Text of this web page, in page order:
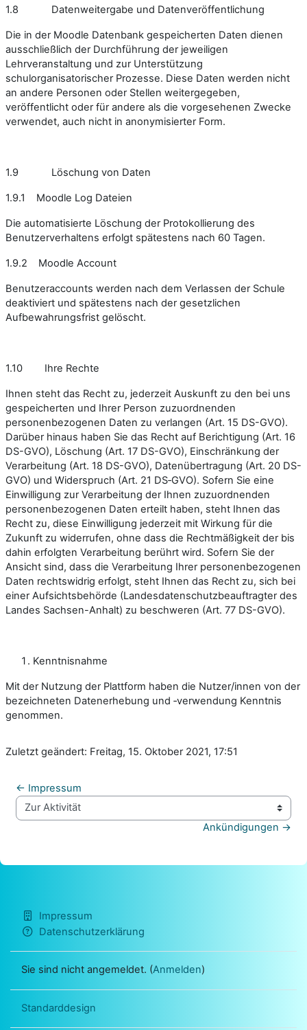
1.8 Datenweitergabe und Datenveröffentlichung
Die in der Moodle Datenbank gespeicherten Daten dienen
ausschließlich der Durchführung der jeweiligen
Lehrveranstaltung und zur Unterstützung
schulorganisatorischer Prozesse. Diese Daten werden nicht
an andere Personen oder Stellen weitergegeben,
veröffentlicht oder für andere als die vorgesehenen Zwecke
verwendet, auch nicht in anonymisierter Form.
1.9 Löschung von Daten
1.9.1 Moodle Log Dateien
Die automatisierte Löschung der Protokollierung des
Benutzerverhaltens erfolgt spätestens nach 60 Tagen.
1.9.2 Moodle Account
Benutzeraccounts werden nach dem Verlassen der Schule
deaktiviert und spätestens nach der gesetzlichen
Aufbewahrungsfrist gelöscht.
1.10 Ihre Rechte
Ihnen steht das Recht zu, jederzeit Auskunft zu den bei uns
gespeicherten und Ihrer Person zuzuordnenden
personenbezogenen Daten zu verlangen (Art. 15 DS-GVO).
Darüber hinaus haben Sie das Recht auf Berichtigung (Art. 16
DS-GVO), Löschung (Art. 17 DS-GVO), Einschränkung der
Verarbeitung (Art. 18 DS-GVO), Datenübertragung (Art. 20 DS-
GVO) und Widerspruch (Art. 21 DS‑GVO). Sofern Sie eine
Einwilligung zur Verarbeitung der Ihnen zuzuordnenden
personenbezogenen Daten erteilt haben, steht Ihnen das
Recht zu, diese Einwilligung jederzeit mit Wirkung für die
Zukunft zu widerrufen, ohne dass die Rechtmäßigkeit der bis
dahin erfolgten Verarbeitung berührt wird. Sofern Sie der
Ansicht sind, dass die Verarbeitung Ihrer personenbezogenen
Daten rechtswidrig erfolgt, steht Ihnen das Recht zu, sich bei
einer Aufsichtsbehörde (Landesdatenschutzbeauftragter des
Landes Sachsen-Anhalt) zu beschweren (Art. 77 DS-GVO).
Kenntnisnahme
Mit der Nutzung der Plattform haben die Nutzer/innen von der
bezeichneten Datenerhebung und ‑verwendung Kenntnis
genommen.
Zuletzt geändert: Freitag, 15. Oktober 2021, 17:51
← Impressum
Zur Aktivität
Ankündigungen →
Impressum
Datenschutzerklärung
Sie sind nicht angemeldet. (Anmelden)
Standarddesign